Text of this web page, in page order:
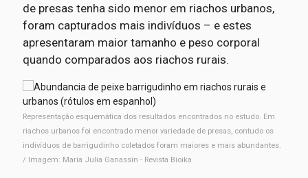
de presas tenha sido menor em riachos urbanos,
foram capturados mais indivíduos – e estes
apresentaram maior tamanho e peso corporal
quando comparados aos riachos rurais.
Representação esquemática dos resultados encontrados no estudo. Em
riachos urbanos foi encontrado menor variedade de presas, contudo os
indivíduos de barrigudinho coletados foram maiores e mais abundantes.
/ Imagem: Maria Julia Ganassin - Revista Bioika